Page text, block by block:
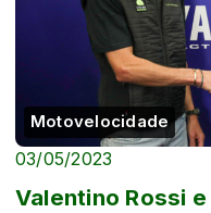
Motovelocidade
03/05/2023
Valentino Rossi